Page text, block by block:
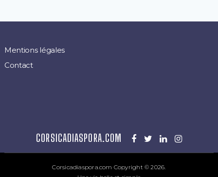
Mentions légales
Contact
CORSICADIASPORA.COM
Corsicadiaspora.com Copyright © 2026.